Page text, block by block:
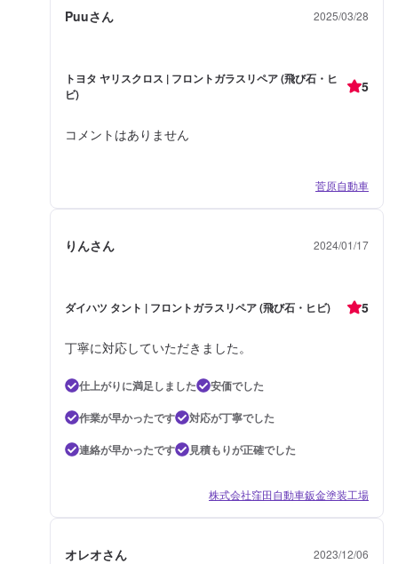
Puuさん 2025/03/28
トヨタ ヤリスクロス | フロントガラスリペア (飛び石・ヒ
ビ)
5
コメントはありません
菅原自動車
りんさん 2024/01/17
ダイハツ タント | フロントガラスリペア (飛び石・ヒビ) 5
丁寧に対応していただきました。
仕上がりに満足しました
安価でした
作業が早かったです
対応が丁寧でした
連絡が早かったです
見積もりが正確でした
株式会社窪田自動車鈑金塗装工場
オレオさん 2023/12/06